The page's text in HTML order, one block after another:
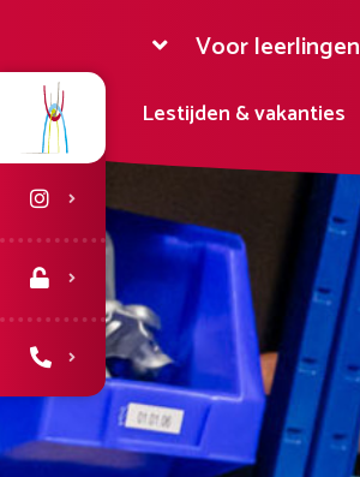
Media
Inloggen
Contact
Voor leerlingen
Lestijden & vakanties